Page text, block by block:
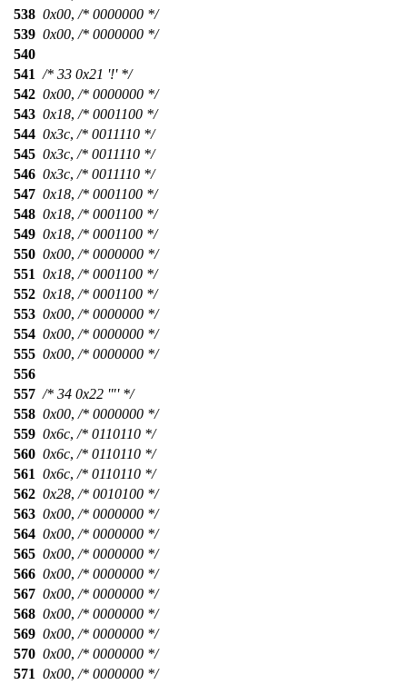
538 0x00, /* 0000000 */
539 0x00, /* 0000000 */
540
541 /* 33 0x21 '!' */
542 0x00, /* 0000000 */
543 0x18, /* 0001100 */
544 0x3c, /* 0011110 */
545 0x3c, /* 0011110 */
546 0x3c, /* 0011110 */
547 0x18, /* 0001100 */
548 0x18, /* 0001100 */
549 0x18, /* 0001100 */
550 0x00, /* 0000000 */
551 0x18, /* 0001100 */
552 0x18, /* 0001100 */
553 0x00, /* 0000000 */
554 0x00, /* 0000000 */
555 0x00, /* 0000000 */
556
557 /* 34 0x22 '"' */
558 0x00, /* 0000000 */
559 0x6c, /* 0110110 */
560 0x6c, /* 0110110 */
561 0x6c, /* 0110110 */
562 0x28, /* 0010100 */
563 0x00, /* 0000000 */
564 0x00, /* 0000000 */
565 0x00, /* 0000000 */
566 0x00, /* 0000000 */
567 0x00, /* 0000000 */
568 0x00, /* 0000000 */
569 0x00, /* 0000000 */
570 0x00, /* 0000000 */
571 0x00, /* 0000000 */